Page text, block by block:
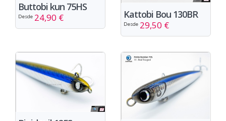
Buttobi kun 75HS
Desde 24,90 € Kattobi Bou 130BR
Desde 29,50 €